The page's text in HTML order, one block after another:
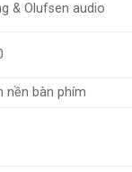
& Olufsen audio
nền bàn phím